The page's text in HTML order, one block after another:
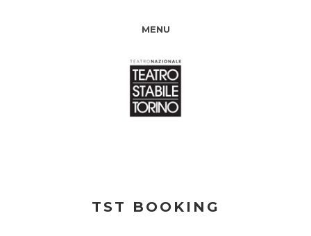
MENU
TST BOOKING